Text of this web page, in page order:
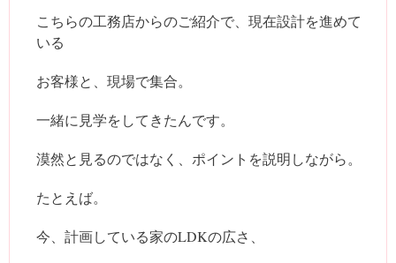
こちらの工務店からのご紹介で、現在設計を進めて
いる
お客様と、現場で集合。
一緒に見学をしてきたんです。
漠然と見るのではなく、ポイントを説明しながら。
たとえば。
今、計画している家のLDKの広さ、